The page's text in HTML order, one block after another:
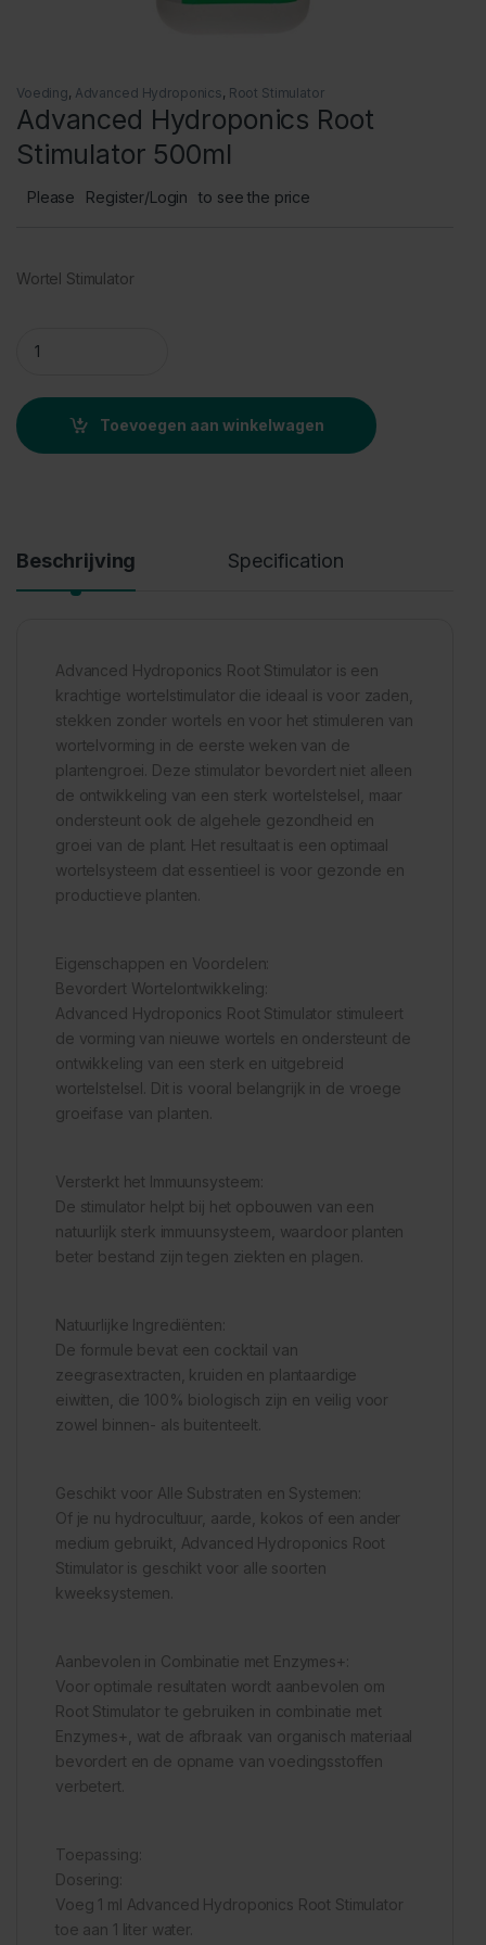
Voeding, Advanced Hydroponics, Root Stimulator
Advanced Hydroponics Root
Stimulator 500ml
Please Register/Login to see the price
Wortel Stimulator
Toevoegen aan winkelwagen
Beschrijving Specification
Advanced Hydroponics Root Stimulator is een
krachtige wortelstimulator die ideaal is voor zaden,
stekken zonder wortels en voor het stimuleren van
wortelvorming in de eerste weken van de
plantengroei. Deze stimulator bevordert niet alleen
de ontwikkeling van een sterk wortelstelsel, maar
ondersteunt ook de algehele gezondheid en
groei van de plant. Het resultaat is een optimaal
wortelsysteem dat essentieel is voor gezonde en
productieve planten.
Eigenschappen en Voordelen:
Bevordert Wortelontwikkeling:
Advanced Hydroponics Root Stimulator stimuleert
de vorming van nieuwe wortels en ondersteunt de
ontwikkeling van een sterk en uitgebreid
wortelstelsel. Dit is vooral belangrijk in de vroege
groeifase van planten.
Versterkt het Immuunsysteem:
De stimulator helpt bij het opbouwen van een
natuurlijk sterk immuunsysteem, waardoor planten
beter bestand zijn tegen ziekten en plagen.
Natuurlijke Ingrediënten:
De formule bevat een cocktail van
zeegrasextracten, kruiden en plantaardige
eiwitten, die 100% biologisch zijn en veilig voor
zowel binnen- als buitenteelt.
Geschikt voor Alle Substraten en Systemen:
Of je nu hydrocultuur, aarde, kokos of een ander
medium gebruikt, Advanced Hydroponics Root
Stimulator is geschikt voor alle soorten
kweeksystemen.
Aanbevolen in Combinatie met Enzymes+:
Voor optimale resultaten wordt aanbevolen om
Root Stimulator te gebruiken in combinatie met
Enzymes+, wat de afbraak van organisch materiaal
bevordert en de opname van voedingsstoffen
verbetert.
Toepassing:
Dosering:
Voeg 1 ml Advanced Hydroponics Root Stimulator
toe aan 1 liter water.